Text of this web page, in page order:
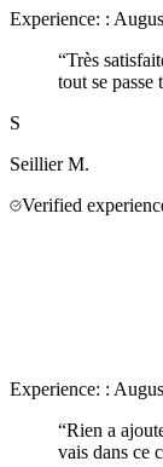
Experience: :
“Très
tout se passe
S
Seillier M.
Verified
Experience: :
“Rien a
vais dans ce